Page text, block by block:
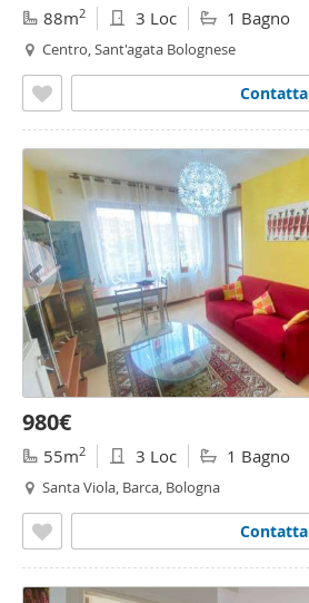
88m2 3 Loc 1 Bagno
Centro, Sant'agata Bolognese
Contatta
980€
55m2 3 Loc 1 Bagno
Santa Viola, Barca, Bologna
Contatta